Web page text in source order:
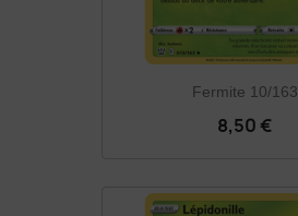
Fermite 10/163
8,50 €